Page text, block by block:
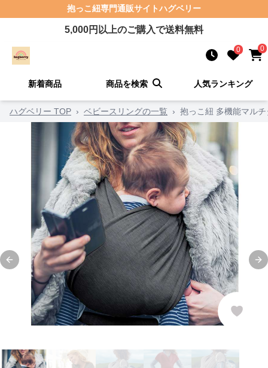
抱っこ紐専門通販サイトハグベリー
5,000円以上のご購入で送料無料
0 0
新着商品 商品を検索 人気ランキング
ハグベリー TOP › ベビースリングの一覧 › 抱っこ紐 多機能マル
Previous slide